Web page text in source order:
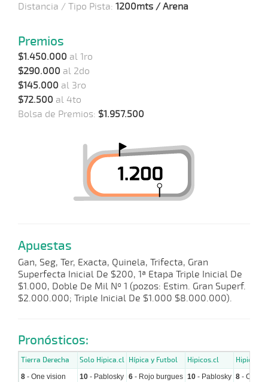
Distancia / Tipo Pista: 1200mts / Arena
Premios
$1.450.000 al 1ro
$290.000 al 2do
$145.000 al 3ro
$72.500 al 4to
Bolsa de Premios: $1.957.500
Apuestas
Gan, Seg, Ter, Exacta, Quinela, Trifecta, Gran
Superfecta Inicial De $200, 1ª Etapa Triple Inicial De
$1.000, Doble De Mil Nº 1 (pozos: Estim. Gran Superf.
$2.000.000; Triple Inicial De $1.000 $8.000.000).
Pronósticos:
Tierra Derecha Solo Hipica.cl Hípica y Futbol Hipicos.cl
8 - One vision
10 - Pablosky 6 - Rojo burgues 10 - Pablosky 8 - One